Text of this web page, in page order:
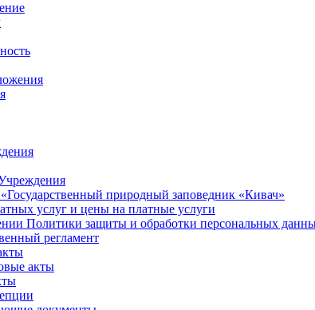
природный заповедник «Кивач»
услуг и цены на платные услуги
Политики защиты и обработки персональных
регламент
акты